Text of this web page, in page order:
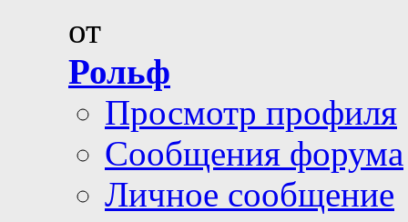
от
Рольф
Просмотр профиля
Сообщения форума
Личное сообщение